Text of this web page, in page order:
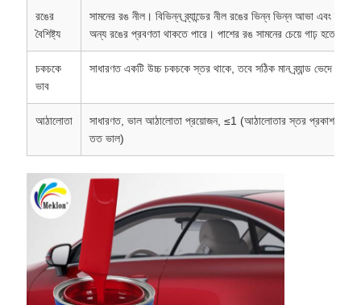
রঙের
বৈশিষ্ট্য
সামনের রঙ নীল। বিভিন্ন ব্র্যান্ডের নীল রঙের ভিন্ন ভিন্ন আভা এবং
অন্য রঙের প্রবণতা থাকতে পারে। পাশের রঙ সামনের চেয়ে গাঢ় হতে পারে
চকচকে
ভাব
সাধারণত একটি উচ্চ চকচকে স্তর থাকে, তবে সঠিক মান ব্র্যান্ড ভেদে
আঠালোতা
সাধারণত, ভাল আঠালোতা প্রয়োজন, ≤1 (আঠালোতার স্তর প্রকাশ
তত ভাল)